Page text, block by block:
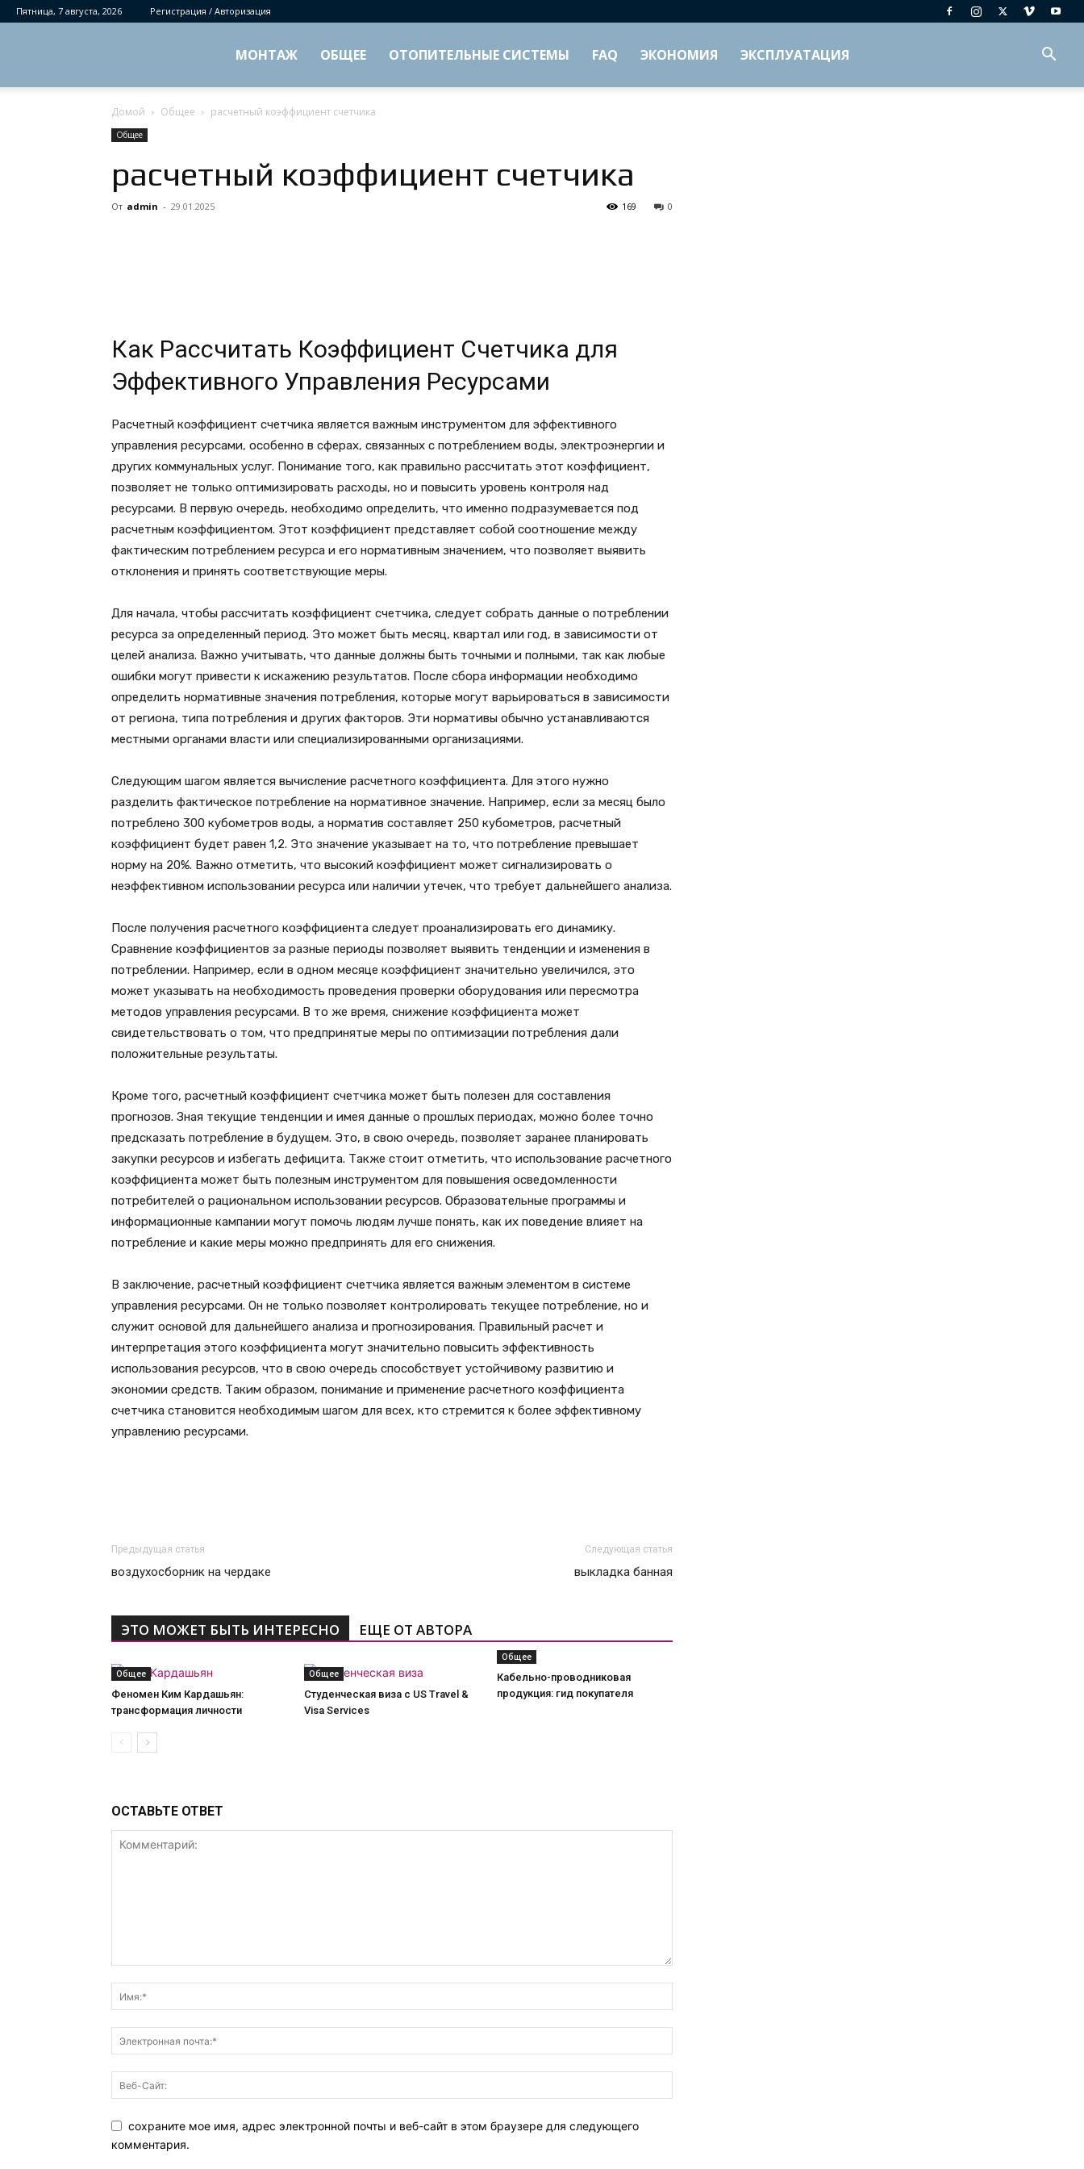
Пятница, 7 августа, 2026 Регистрация / Авторизация
МОНТАЖ ОБЩЕЕ ОТОПИТЕЛЬНЫЕ СИСТЕМЫ FAQ ЭКОНОМИЯ ЭКСПЛУАТАЦИЯ
Домой Общее расчетный коэффициент счетчика
Общее
расчетный коэффициент счетчика
От admin - 29.01.2025 0
169
Как Рассчитать Коэффициент Счетчика для
Эффективного Управления Ресурсами
Расчетный коэффициент счетчика является важным инструментом для эффективного
управления ресурсами, особенно в сферах, связанных с потреблением воды, электроэнергии и
других коммунальных услуг. Понимание того, как правильно рассчитать этот коэффициент,
позволяет не только оптимизировать расходы, но и повысить уровень контроля над
ресурсами. В первую очередь, необходимо определить, что именно подразумевается под
расчетным коэффициентом. Этот коэффициент представляет собой соотношение между
фактическим потреблением ресурса и его нормативным значением, что позволяет выявить
отклонения и принять соответствующие меры.
Для начала, чтобы рассчитать коэффициент счетчика, следует собрать данные о потреблении
ресурса за определенный период. Это может быть месяц, квартал или год, в зависимости от
целей анализа. Важно учитывать, что данные должны быть точными и полными, так как любые
ошибки могут привести к искажению результатов. После сбора информации необходимо
определить нормативные значения потребления, которые могут варьироваться в зависимости
от региона, типа потребления и других факторов. Эти нормативы обычно устанавливаются
местными органами власти или специализированными организациями.
Следующим шагом является вычисление расчетного коэффициента. Для этого нужно
разделить фактическое потребление на нормативное значение. Например, если за месяц было
потреблено 300 кубометров воды, а норматив составляет 250 кубометров, расчетный
коэффициент будет равен 1,2. Это значение указывает на то, что потребление превышает
норму на 20%. Важно отметить, что высокий коэффициент может сигнализировать о
неэффективном использовании ресурса или наличии утечек, что требует дальнейшего анализа.
После получения расчетного коэффициента следует проанализировать его динамику.
Сравнение коэффициентов за разные периоды позволяет выявить тенденции и изменения в
потреблении. Например, если в одном месяце коэффициент значительно увеличился, это
может указывать на необходимость проведения проверки оборудования или пересмотра
методов управления ресурсами. В то же время, снижение коэффициента может
свидетельствовать о том, что предпринятые меры по оптимизации потребления дали
положительные результаты.
Кроме того, расчетный коэффициент счетчика может быть полезен для составления
прогнозов. Зная текущие тенденции и имея данные о прошлых периодах, можно более точно
предсказать потребление в будущем. Это, в свою очередь, позволяет заранее планировать
закупки ресурсов и избегать дефицита. Также стоит отметить, что использование расчетного
коэффициента может быть полезным инструментом для повышения осведомленности
потребителей о рациональном использовании ресурсов. Образовательные программы и
информационные кампании могут помочь людям лучше понять, как их поведение влияет на
потребление и какие меры можно предпринять для его снижения.
В заключение, расчетный коэффициент счетчика является важным элементом в системе
управления ресурсами. Он не только позволяет контролировать текущее потребление, но и
служит основой для дальнейшего анализа и прогнозирования. Правильный расчет и
интерпретация этого коэффициента могут значительно повысить эффективность
использования ресурсов, что в свою очередь способствует устойчивому развитию и
экономии средств. Таким образом, понимание и применение расчетного коэффициента
счетчика становится необходимым шагом для всех, кто стремится к более эффективному
управлению ресурсами.
Предыдущая статья
воздухосборник на чердаке
Следующая статья
выкладка банная
ЭТО МОЖЕТ БЫТЬ ИНТЕРЕСНО ЕЩЕ ОТ АВТОРА
Общее
Феномен Ким Кардашьян:
трансформация личности
Общее
Студенческая виза с US Travel &
Visa Services
Общее
Кабельно-проводниковая
продукция: гид покупателя
ОСТАВЬТЕ ОТВЕТ
сохраните мое имя, адрес электронной почты и веб-сайт в этом браузере для следующего
комментария.